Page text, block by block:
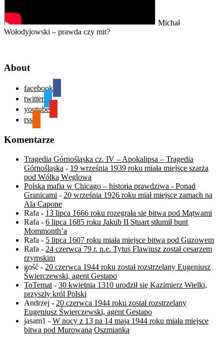
Michał
Wołodyjowski – prawda czy mit?
About
facebook
twitter
youtube
rss
Komentarze
Tragedia Górnośląska cz. IV – Apokalipsa – Tragedia
Górnośląska - 19 września 1939 roku miała miejsce szarża
pod Wólką Węglową
Polska mafia w Chicago – historia prawdziwa - Ponad
Granicami - 20 września 1926 roku miał miejsce zamach na
Ala Capone
Rafa - 13 lipca 1666 roku rozegrała się bitwa pod Mątwami
Rafa - 6 lipca 1685 roku Jakub II Stuart stłumił bunt
Mommonth’a
Rafa - 5 lipca 1607 roku miała miejsce bitwa pod Guzowem
Rafa - 24 czerwca 79 r. n.e. Tytus Flawiusz został cesarzem
rzymskim
gość - 20 czerwca 1944 roku został rozstrzelany Eugeniusz
Świerczewski, agent Gestapo
ToTemat - 30 kwietnia 1310 urodził się Kazimierz Wielki,
przyszły król Polski
Andrzej - 20 czerwca 1944 roku został rozstrzelany
Eugeniusz Świerczewski, agent Gestapo
jasam1 - W nocy z 13 na 14 maja 1944 roku miała miejsce
bitwa pod Murowaną Oszmianką